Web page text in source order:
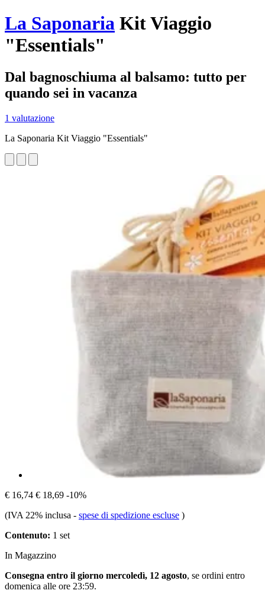
La Saponaria Kit Viaggio
"Essentials"
Dal bagnoschiuma al balsamo: tutto per
quando sei in vacanza
1 valutazione
La Saponaria Kit Viaggio "Essentials"
€ 16,74 € 18,69 -10%
(IVA 22% inclusa - spese di spedizione escluse )
Contenuto: 1 set
In Magazzino
Consegna entro il giorno mercoledì, 12 agosto, se ordini entro
domenica alle ore 23:59.